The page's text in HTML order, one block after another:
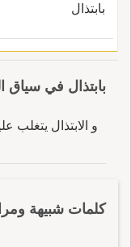
بابتذال
بابتذال في سياق
و الابتذال يتغلب
كلمات شبيهة